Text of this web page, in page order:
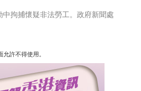
拘捕懷疑非法勞工。政府新聞處
許不得使用。